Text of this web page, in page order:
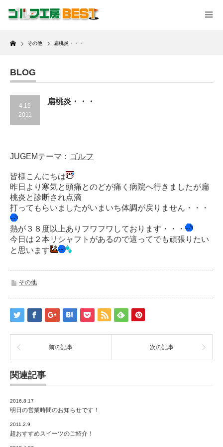
Home
その他 扁桃炎・・・
BLOG
4.19
2011
扁桃炎・・・
JUGEMテーマ： ゴルフ
皆様こんにちは
昨日より寒気と頭痛とのどが痛く病院へ行きましたが扁
桃炎と診断され点滴
打ってもらいましたがいまいち体調が戻りません・・・
熱が３８度以上ありフワフワしております・・・
今日は２本リシャフトがあるので這ってでも頑張りたい
と思います
その他
前の記事 次の記事
関連記事
2016.8.17
明日の営業時間のお知らせです！
2011.2.9
超おすすめスイーツのご紹介！